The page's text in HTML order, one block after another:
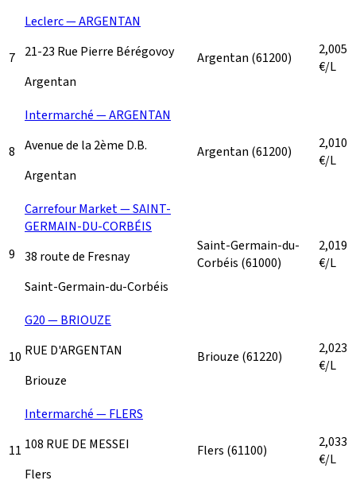
7
Leclerc — ARGENTAN
21-23 Rue Pierre Bérégovoy
Argentan
Argentan (61200)
2,005
€/L
8
Intermarché — ARGENTAN
Avenue de la 2ème D.B.
Argentan
Argentan (61200)
2,010
€/L
9
Carrefour Market — SAINT-
GERMAIN-DU-CORBÉIS
38 route de Fresnay
Saint-Germain-du-Corbéis
Saint-Germain-du-
Corbéis (61000)
2,019
€/L
10
G20 — BRIOUZE
RUE D'ARGENTAN
Briouze
Briouze (61220)
2,023
€/L
11
Intermarché — FLERS
108 RUE DE MESSEI
Flers
Flers (61100)
2,033
€/L